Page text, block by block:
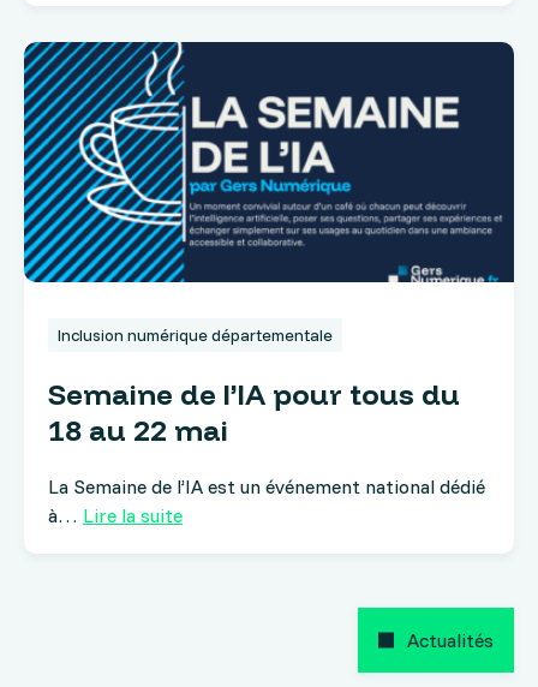
Inclusion numérique départementale
Semaine de l’IA pour tous du
18 au 22 mai
La Semaine de l’IA est un événement national dédié
à… Lire la suite
Actualités